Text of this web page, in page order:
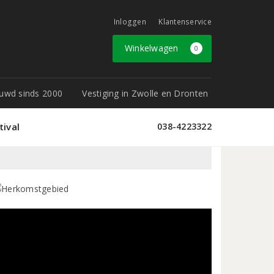
Inloggen Klantenservice
Winkelwagen 0
sinds 2000 Vestiging in Zwolle en Dronten
038-4223322